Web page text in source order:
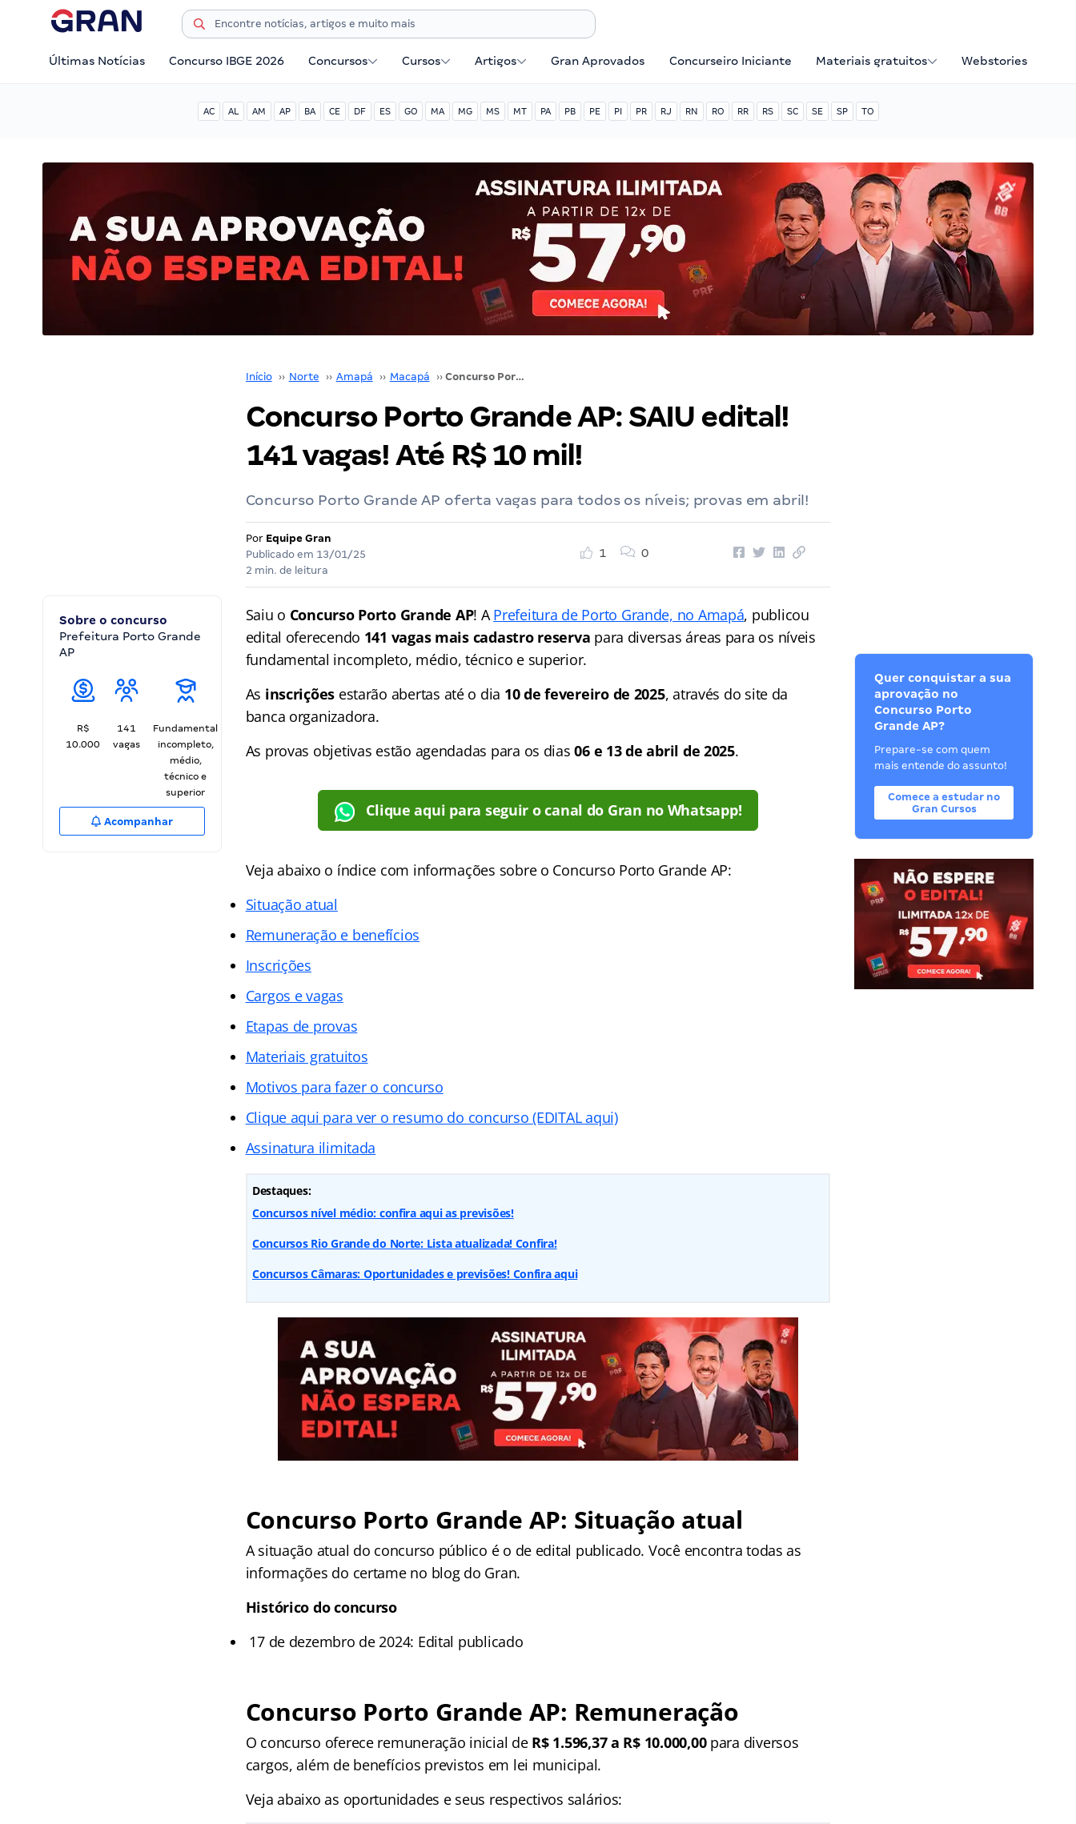
Últimas Notícias Concurso IBGE 2026 Concursos Cursos Artigos Gran Aprovados Concurseiro Iniciante Materiais gratuitos Webstories
AC AL AM AP BA CE DF ES GO MA MG MS MT PA PB PE PI PR RJ RN RO RR RS SC SE SP TO
Início ›› Norte ›› Amapá ›› Macapá ›› Concurso Porto Grande AP: SAIU edital! 141 vagas! Até R$ 10 mil!
Concurso Porto Grande AP: SAIU edital!
141 vagas! Até R$ 10 mil!
Concurso Porto Grande AP oferta vagas para todos os níveis; provas em abril!
Por Equipe Gran
Publicado em 13/01/25
2 min. de leitura
1 0
Sobre o concurso
Prefeitura Porto Grande
AP
R$
10.000
141
vagas
Fundamental
incompleto,
médio,
técnico e
superior
Acompanhar
Saiu o Concurso Porto Grande AP! APrefeitura de Porto Grande, no Amapá, publicou
edital oferecendo 141 vagas mais cadastro reserva para diversas áreas para os níveis
fundamental incompleto, médio, técnico e superior.
As inscrições estarão abertas até o dia 10 de fevereiro de 2025, através do site da
banca organizadora.
As provas objetivas estão agendadas para os dias06 e 13 de abril de 2025.
Clique aqui para seguir o canal do Gran no Whatsapp!
Veja abaixo o índice com informações sobre o Concurso Porto Grande AP:
Situação atual
Remuneração e benefícios
Inscrições
Cargos e vagas
Etapas de provas
Materiais gratuitos
Motivos para fazer o concurso
Clique aqui para ver o resumo do concurso (EDITAL aqui)
Assinatura ilimitada
Destaques:
Concursos nível médio: confira aqui as previsões!
Concursos Rio Grande do Norte: Lista atualizada! Confira!
Concursos Câmaras: Oportunidades e previsões! Confira aqui
Concurso Porto Grande AP: Situação atual
A situação atual do concurso público é o de edital publicado. Você encontra todas as
informações do certame no blog do Gran.
Histórico do concurso
17 de dezembro de 2024: Edital publicado
Concurso Porto Grande AP: Remuneração
O concurso oferece remuneração inicial de R$ 1.596,37 a R$ 10.000,00para diversos
cargos, além de benefícios previstos em lei municipal.
Veja abaixo as oportunidades e seus respectivos salários:
Quer conquistar a sua
aprovação no
Concurso Porto
Grande AP?
Prepare-se com quem
mais entende do assunto!
Comece a estudar no
Gran Cursos